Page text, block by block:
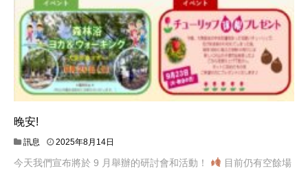
晚安!
訊息 2025年8月14日
今天我們宣布將於 9 月舉辦的研討會和活動！
目前仍有空餘場